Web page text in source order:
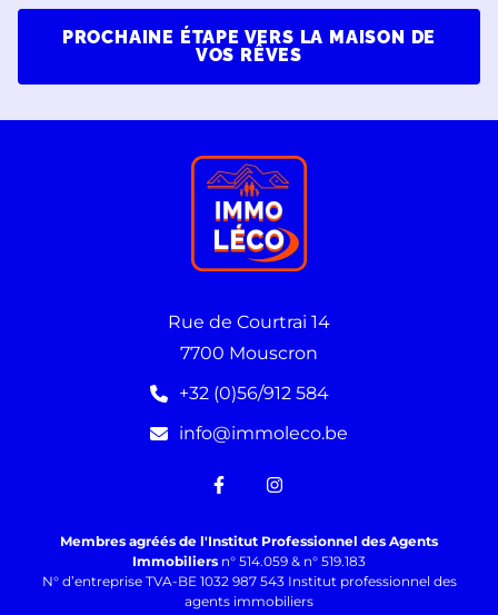
PROCHAINE ÉTAPE VERS LA MAISON DE
VOS RÊVES
Rue de Courtrai 14
7700 Mouscron
+32 (0)56/912 584
info@immoleco.be
Membres agréés de l'Institut Professionnel des Agents
Immobiliers n° 514.059 & n° 519.183
N° d’entreprise TVA-BE 1032 987 543 Institut professionnel des
agents immobiliers